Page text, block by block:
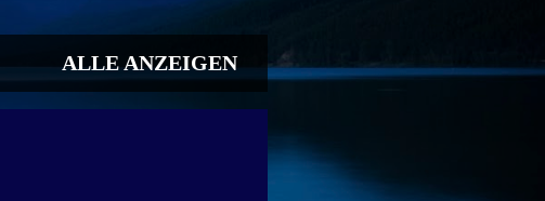
ALLE ANZEIGEN